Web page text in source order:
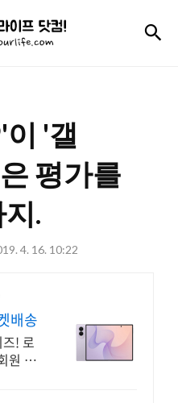
이
'갤
평가를
.
4. 16. 10:22
배송
! 로
원 무